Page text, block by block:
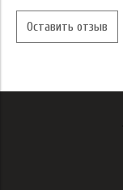
Оставить отзыв